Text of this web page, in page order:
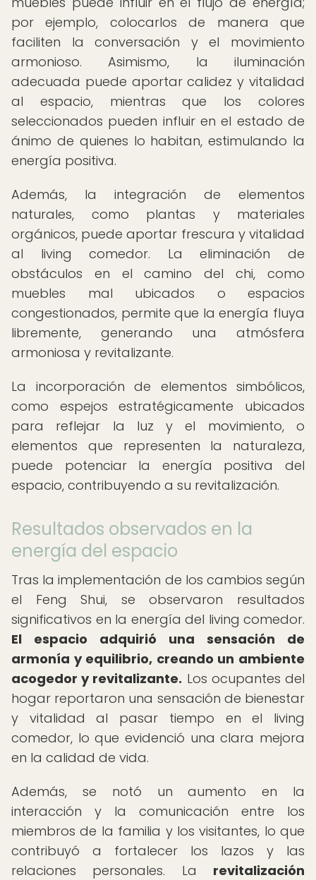
por ejemplo, colocarlos de manera que
faciliten la conversación y el movimiento
armonioso. Asimismo, la iluminación
adecuada puede aportar calidez y vitalidad
al espacio, mientras que los colores
seleccionados pueden influir en el estado de
ánimo de quienes lo habitan, estimulando la
energía positiva.
Además, la integración de elementos
naturales, como plantas y materiales
orgánicos, puede aportar frescura y vitalidad
al living comedor. La eliminación de
obstáculos en el camino del chi, como
muebles mal ubicados o espacios
congestionados, permite que la energía fluya
libremente, generando una atmósfera
armoniosa y revitalizante.
La incorporación de elementos simbólicos,
como espejos estratégicamente ubicados
para reflejar la luz y el movimiento, o
elementos que representen la naturaleza,
puede potenciar la energía positiva del
espacio, contribuyendo a su revitalización.
Resultados observados en la
energía del espacio
Tras la implementación de los cambios según
el Feng Shui, se observaron resultados
significativos en la energía del living comedor.
El espacio adquirió una sensación de
armonía y equilibrio, creando un ambiente
acogedor y revitalizante. Los ocupantes del
hogar reportaron una sensación de bienestar
y vitalidad al pasar tiempo en el living
comedor, lo que evidenció una clara mejora
en la calidad de vida.
Además, se notó un aumento en la
interacción y la comunicación entre los
miembros de la familia y los visitantes, lo que
contribuyó a fortalecer los lazos y las
relaciones personales. La revitalización